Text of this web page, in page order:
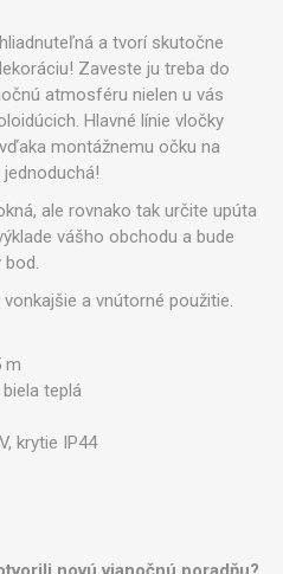
a tvorí skutočne
Zaveste ju treba do
atmosféru nielen u vás
Hlavné línie vločky
montážnemu očku na
ale rovnako tak určite upúta
vášho obchodu a bude
bod.
a vnútorné použitie.
m
teplá
krytie IP44